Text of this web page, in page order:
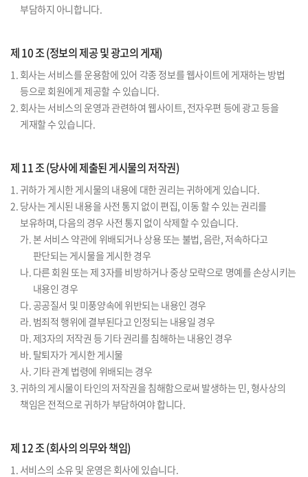
부담하지 아니합니다.
제 10 조 (정보의 제공 및 광고의 게재)
1. 회사는 서비스를 운용함에 있어 각종 정보를 웹사이트에 게재하는 방법
등으로 회원에게 제공할 수 있습니다.
2. 회사는 서비스의 운영과 관련하여 웹사이트, 전자우편 등에 광고 등을
게재할 수 있습니다.
제 11 조 (당사에 제출된 게시물의 저작권)
1. 귀하가 게시한 게시물의 내용에 대한 권리는 귀하에게 있습니다.
2. 당사는 게시된 내용을 사전 통지 없이 편집, 이동 할 수 있는 권리를
보유하며, 다음의 경우 사전 통지 없이 삭제할 수 있습니다.
가. 본 서비스 약관에 위배되거나 상용 또는 불법, 음란, 저속하다고
판단되는 게시물을 게시한 경우
나. 다른 회원 또는 제 3자를 비방하거나 중상 모략으로 명예를 손상시키는
내용인 경우
다. 공공질서 및 미풍양속에 위반되는 내용인 경우
라. 범죄적 행위에 결부된다고 인정되는 내용일 경우
마. 제3자의 저작권 등 기타 권리를 침해하는 내용인 경우
바. 탈퇴자가 게시한 게시물
사. 기타 관계 법령에 위배되는 경우
3. 귀하의 게시물이 타인의 저작권을 침해함으로써 발생하는 민, 형사상의
책임은 전적으로 귀하가 부담하여야 합니다.
제 12 조 (회사의 의무와 책임)
1. 서비스의 소유 및 운영은 회사에 있습니다.